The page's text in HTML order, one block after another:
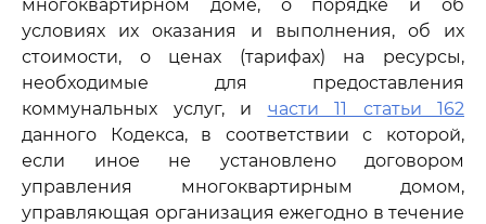
многоквартирном доме, о порядке и об
условиях их оказания и выполнения, об их
стоимости, о ценах (тарифах) на ресурсы,
необходимые для предоставления
коммунальных услуг, и части 11 статьи 162
данного Кодекса, в соответствии с которой,
если иное не установлено договором
управления многоквартирным домом,
управляющая организация ежегодно в течение